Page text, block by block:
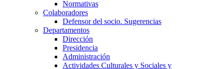
Normativas
Colaboradores
Defensor del socio. Sugerencias
Departamentos
Dirección
Presidencia
Administración
Actividades Culturales y Sociales y